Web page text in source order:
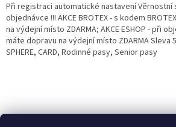
Při registraci automatické nastavení Věrnostní
objednávce !!! AKCE BROTEX - s kodem
na výdejní místo ZDARMA; AKCE ESHOP - při
máte dopravu na výdejní místo ZDARMA Sleva
SPHERE, CARD, Rodinné pasy, Senior pasy